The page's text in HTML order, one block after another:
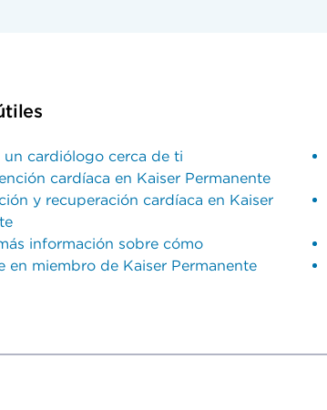
un cardiólogo cerca de ti
cardíaca en Kaiser Permanente
y recuperación cardíaca en Kaiser
información sobre cómo
en miembro de Kaiser Permanente